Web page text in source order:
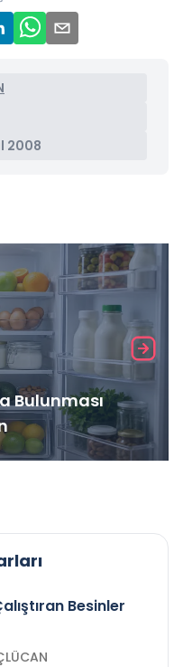
2008
Bulunması
Besinler
GÜÇLÜCAN